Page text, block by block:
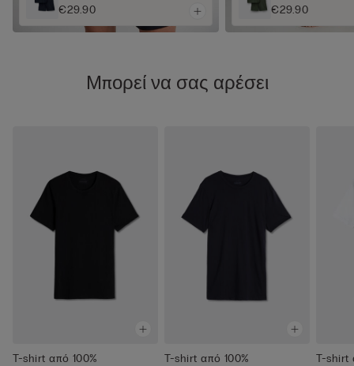
€29.90 €29.90
Μπορεί να σας αρέσει
T-shirt από 100%
T-shirt από 100%
T-shirt